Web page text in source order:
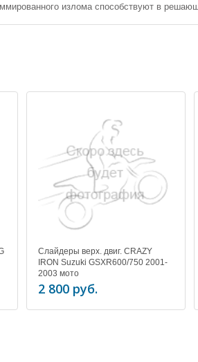
излома способствуют в
Слайдеры верх. двиг. CRAZY
IRON Suzuki GSXR600/750 2001-
2003 мото
2 800 руб.